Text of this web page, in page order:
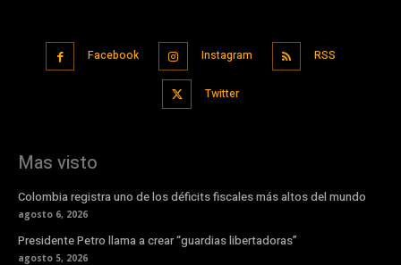
Facebook Instagram RSS
Twitter
Mas visto
Colombia registra uno de los déficits fiscales más altos del mundo
agosto 6, 2026
Presidente Petro llama a crear “guardias libertadoras”
agosto 5, 2026